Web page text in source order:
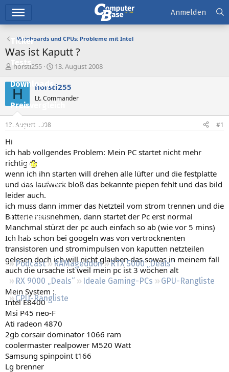
Ticker
Tests
Downloads
Preisvergleich
Forum
Aktuelles
Empfohlene Inhalte
Neue Beiträge
Neueste Aktivitäten
Leserartikel
Regeln
Podcast RAMageddon
RTX 5000 „Deals“
RX 9000 „Deals“
Ideale Gaming-PCs
GPU-Rangliste
CPU-Rangliste
Anmelden
Mainboards und CPUs: Probleme mit Intel
Was ist Kaputt ?
E
s
t
e
e
horsti255
E
s
e
t
13. August 2008
H horsti255
Lt. Commander
13. August 2008 #1
Hi
ich hab vollgendes Problem: Mein PC startet nicht mehr
richtig
wenn ich ihn starten will drehen alle lüfter und die festplatte
und das laufwerk bloß das bekannte piepen fehlt und das bild
leider auch.
ich muss dann immer das Netzteil vom strom trennen und die
Batterie rausnehmen, dann startet der Pc erst normal
Manchmal stürzt der pc auch einfach so ab (wie vor 5 mins)
Ich hab schon bei googeln was von vertrocknenten
transistoren und stromimpulsen von kaputten netzteilen
gelesen doch ich will nicht glauben das sowas in meinem fall
auch die ursache ist weil mein pc ist 3 wochen alt
Mein System :
Intel E8400
Msi P45 neo-F
Ati radeon 4870
2gb corsair dominator 1066 ram
coolermaster realpower M520 Watt
Samsung spinpoint t166
Lg brenner